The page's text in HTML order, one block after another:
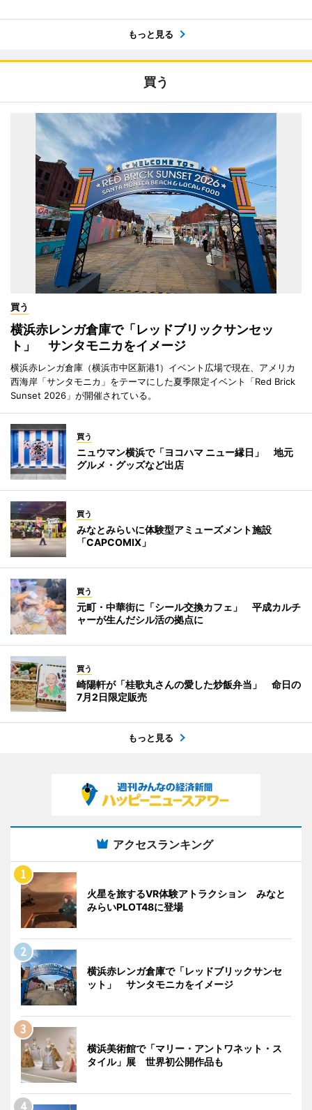
もっと見る
買う
買う
横浜赤レンガ倉庫で「レッドブリックサンセッ
ト」 サンタモニカをイメージ
横浜赤レンガ倉庫（横浜市中区新港1）イベント広場で現在、アメリカ
西海岸「サンタモニカ」をテーマにした夏季限定イベント「Red Brick
Sunset 2026」が開催されている。
買う
ニュウマン横浜で「ヨコハマ ニュー縁日」 地元
グルメ・グッズなど出店
買う
みなとみらいに体験型アミューズメント施設
「CAPCOMIX」
買う
元町・中華街に「シール交換カフェ」 平成カルチ
ャーが生んだシル活の拠点に
買う
崎陽軒が「桂歌丸さんの愛した炒飯弁当」 命日の
7月2日限定販売
もっと見る
アクセスランキング
火星を旅するVR体験アトラクション みなと
みらいPLOT48に登場
横浜赤レンガ倉庫で「レッドブリックサンセ
ット」 サンタモニカをイメージ
横浜美術館で「マリー・アントワネット・ス
タイル」展 世界初公開作品も